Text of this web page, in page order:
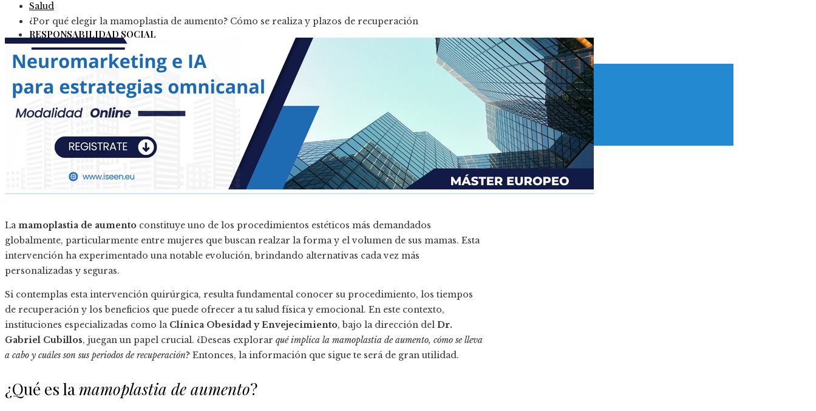
RESPONSABILIDAD SOCIAL
Colombia
Ciencia y tecnología
Inversiones y negocios
Cultura y ocio
Responsabilidad Social
Salud
¿Por qué elegir la mamoplastia de aumento? Cómo se realiza y plazos de recuperación
Lamamoplastia de aumento constituye uno de los procedimientos estéticos más demandados
globalmente, particularmente entre mujeres que buscan realzar la forma y el volumen de sus mamas. Esta
intervención ha experimentado una notable evolución, brindando alternativas cada vez más
personalizadas y seguras.
Si contemplas esta intervención quirúrgica, resulta fundamental conocer su procedimiento, los tiempos
de recuperación y los beneficios que puede ofrecer a tu salud física y emocional. En este contexto,
instituciones especializadas como la Clínica Obesidad y Envejecimiento, bajo la dirección del Dr.
Gabriel Cubillos, juegan un papel crucial. ¿Deseas explorar qué implica la mamoplastia de aumento, cómo se lleva
a cabo y cuáles son sus periodos de recuperación? Entonces, la información que sigue te será de gran utilidad.
¿Qué es la mamoplastia de aumento?